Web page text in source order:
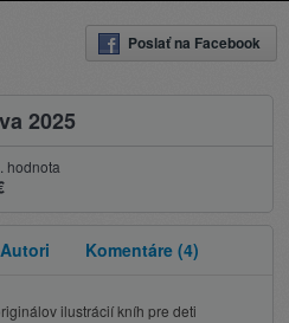
Poslať na Facebook
2025
hodnota
Autori Komentáre (4)
ilustrácií kníh pre deti